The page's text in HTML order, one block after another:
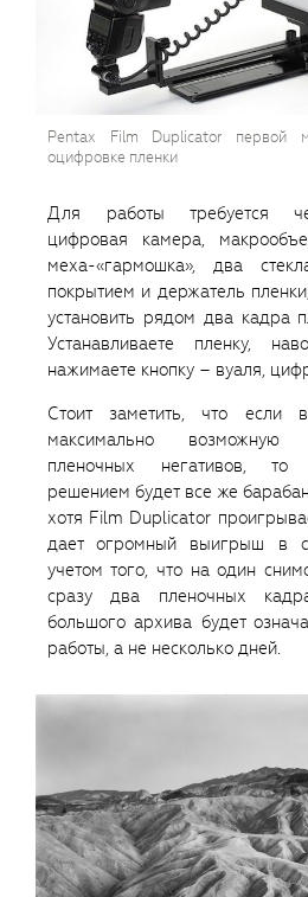
Pentax Film Duplicator первой
оцифровке пленки
Для работы требуется
цифровая камера,
меха-«гармошка», два
покрытием и держатель
установить рядом два кадра
Устанавливаете пленку,
нажимаете кнопку – вуаля,
Стоит заметить, что если
максимально возможную
пленочных негативов, то
решением будет все же
хотя Film Duplicator
дает огромный выигрыш в
учетом того, что на один
сразу два пленочных
большого архива будет
работы, а не несколько дней.